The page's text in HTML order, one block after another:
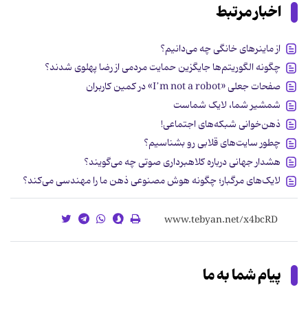
اخبار مرتبط
از ماینرهای خانگی چه می‌دانیم؟
چگونه الگوریتم‌ها جایگزین حمایت مردمی از رضا پهلوی شدند؟
صفحات جعلی «I’m not a robot» در کمین کاربران
شمشیر شما، لایک شماست
ذهن‌خوانی شبکه‌های اجتماعی!
چطور سایت‌های قلابی رو بشناسیم؟
هشدار جهانی درباره کلاهبرداری صوتی چه می‌گویند؟
لایک‌های مرگبار؛ چگونه هوش مصنوعی ذهن ما را مهندسی می‌کند؟
پیام شما به ما